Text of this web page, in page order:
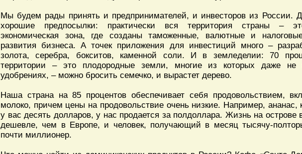
Мы будем рады принять и предпринимателей, и инвесторов из России.
хорошие предпосылки: практически вся территория страны –
экономическая зона, где созданы таможенные, валютные и
развития бизнеса. А точек приложения для инвестиций много –
золота, серебра, бокситов, каменной соли. И в земледелии: 70
территории – это плодородные земли, многие из которых даже не
удобрениях, – можно бросить семечко, и вырастет дерево.
Наша страна на 85 процентов обеспечивает себя продовольствием,
молоко, причем цены на продовольствие очень низкие. Например, ананас,
у вас десять долларов, у нас продается за полдоллара. Жизнь на острове
дешевле, чем в Европе, и человек, получающий в месяц тысячу-
почти миллионер.